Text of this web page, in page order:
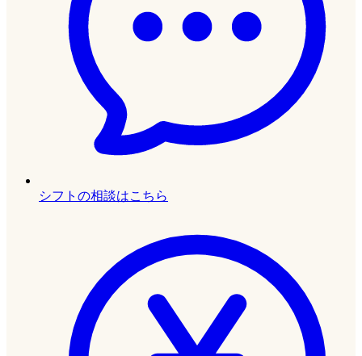
シフトの相談はこちら